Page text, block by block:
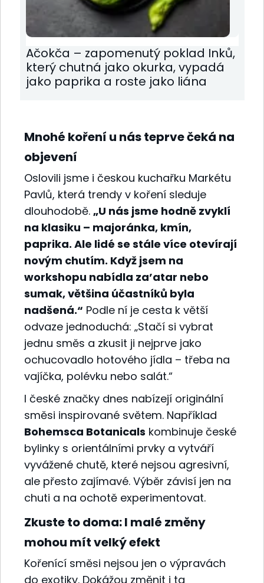
Ačokča – zapomenutý poklad Inků,
který chutná jako okurka, vypadá
jako paprika a roste jako liána
Mnohé koření u nás teprve čeká na
objevení
Oslovili jsme i českou kuchařku Markétu
Pavlů, která trendy v koření sleduje
dlouhodobě. „U nás jsme hodně zvyklí
na klasiku – majoránka, kmín,
paprika. Ale lidé se stále více otevírají
novým chutím. Když jsem na
workshopu nabídla za’atar nebo
sumak, většina účastníků byla
nadšená.“ Podle ní je cesta k větší
odvaze jednoduchá: „Stačí si vybrat
jednu směs a zkusit ji nejprve jako
ochucovadlo hotového jídla – třeba na
vajíčka, polévku nebo salát.“
I české značky dnes nabízejí originální
směsi inspirované světem. Například
Bohemsca Botanicals kombinuje české
bylinky s orientálními prvky a vytváří
vyvážené chutě, které nejsou agresivní,
ale přesto zajímavé. Výběr závisí jen na
chuti a na ochotě experimentovat.
Zkuste to doma: I malé změny
mohou mít velký efekt
Kořenící směsi nejsou jen o výpravách
do exotiky. Dokážou změnit i ta